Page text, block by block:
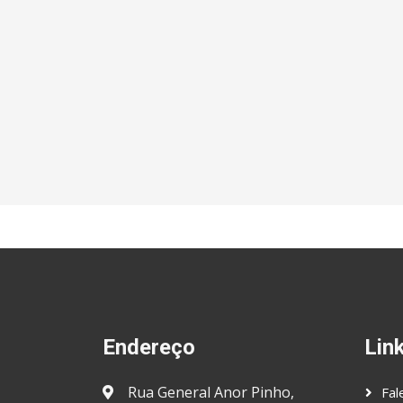
Endereço
Rua General Anor Pinho,